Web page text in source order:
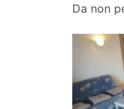
Da non